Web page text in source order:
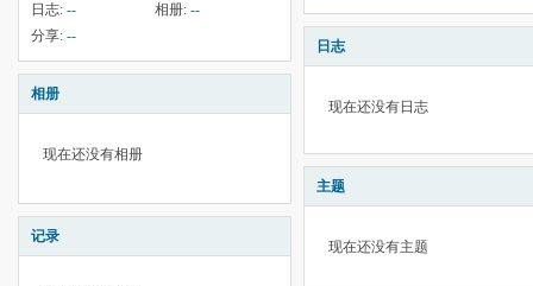
日志: -- 相册: --
分享: --
相册
现在还没有相册
记录
日志
现在还没有日志
主题
现在还没有主题